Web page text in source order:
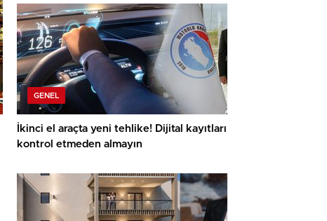
GENEL
İkinci el araçta yeni tehlike! Dijital kayıtları
kontrol etmeden almayın